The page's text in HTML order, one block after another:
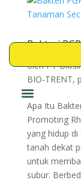
Bakteri
olehPT
BIO-TRENT,
Apa Itu
Promoting
yang hidup
tanah dekat
untuk
subur.